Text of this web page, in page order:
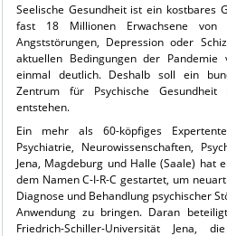
Seelische Gesundheit ist ein kostbares
fast 18 Millionen Erwachsene von
Angststörungen, Depression oder
aktuellen Bedingungen der
einmal deutlich. Deshalb soll ein
Zentrum für Psychische Gesundheit
entstehen.
Ein mehr als 60-köpfiges
Psychiatrie, Neurowissenschaften,
Jena, Magdeburg und Halle (Saale) hat
dem Namen C-I-R-C gestartet, um
Diagnose und Behandlung psychischer
Anwendung zu bringen. Daran
Friedrich-Schiller-Universität Jena,